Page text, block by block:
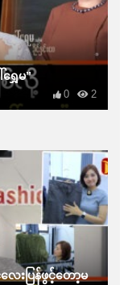
ေမ”
2
0
းပြန်ဖွင့်တော့မ